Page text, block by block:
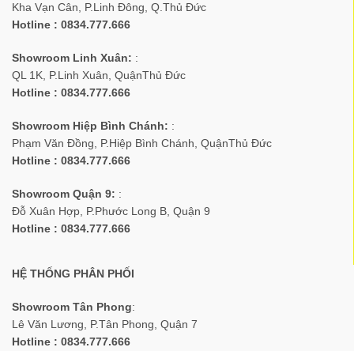
Kha Vạn Cân, P.Linh Đông, Q.Thủ Đức
Hotline : 0834.777.666
Showroom Linh Xuân: :
QL 1K, P.Linh Xuân, QuậnThủ Đức
Hotline : 0834.777.666
Showroom Hiệp Bình Chánh: :
Phạm Văn Đồng, P.Hiệp Bình Chánh, QuậnThủ Đức
Hotline : 0834.777.666
Showroom Quận 9: :
Đỗ Xuân Hợp, P.Phước Long B, Quận 9
Hotline : 0834.777.666
HỆ THỐNG PHÂN PHỐI
Showroom Tân Phong:
Lê Văn Lương, P.Tân Phong, Quận 7
Hotline : 0834.777.666